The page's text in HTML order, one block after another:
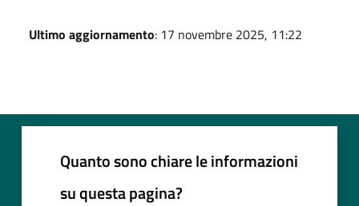
Ultimo aggiornamento: 17 novembre 2025, 11:22
Quanto sono chiare le informazioni
su questa pagina?